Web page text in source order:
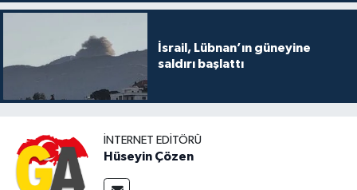
İsrail, Lübnan’ın güneyine
saldırı başlattı
İNTERNET EDITÖRÜ
Hüseyin Çözen